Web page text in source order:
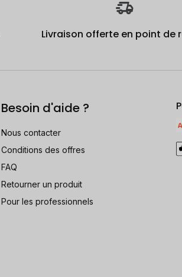
Livraison offerte en point de
Besoin d'aide ?
Nous contacter
Conditions des offres
FAQ
Retourner un produit
Pour les professionnels